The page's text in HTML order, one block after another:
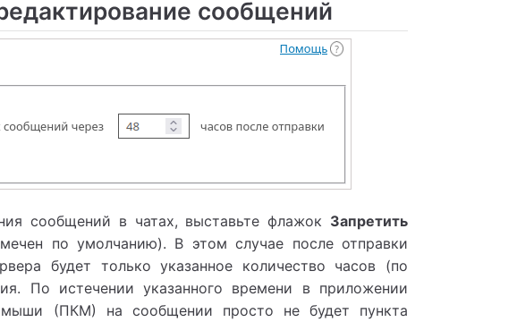
сообщений
сообщений в чатах, выставьте флажок Запретить
по умолчанию). В этом случае после отправки
будет только указанное количество часов (по
По истечении указанного времени в приложении
(ПКМ) на сообщении просто не будет пункта